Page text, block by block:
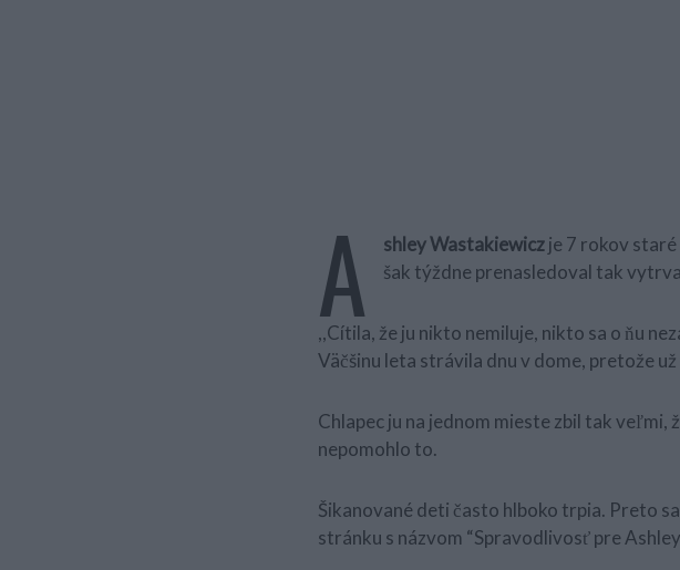
A shley Wastakiewiczje 7 rokov
šak týždne prenasledoval tak
,,Cítila, že ju nikto nemiluje, nikto sa o ňu
Väčšinu leta strávila dnu v dome, pretože
Chlapec ju na jednom mieste zbil tak veľmi,
nepomohlo to.
Šikanované deti často hlboko trpia. Preto
stránku s názvom “Spravodlivosť pre